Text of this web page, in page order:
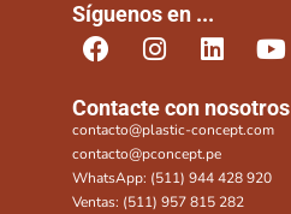
Síguenos en ...
Contacte con nosotros
contacto@plastic-concept.com
contacto@pconcept.pe
WhatsApp: (511) 944 428 920
Ventas: (511) 957 815 282